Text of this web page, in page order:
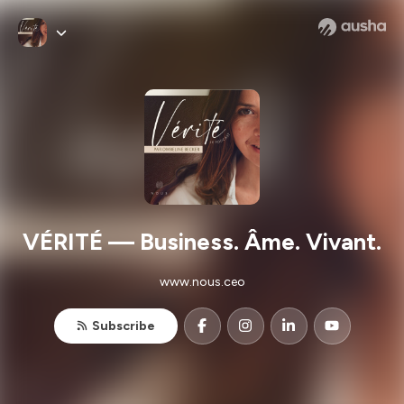
VÉRITÉ — Business. Âme. Vivant.
www.nous.ceo
Subscribe